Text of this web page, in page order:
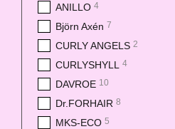
ANILLO 4
Björn Axén 7
CURLY ANGELS 2
CURLYSHYLL 4
DAVROE 10
Dr.FORHAIR 8
MKS-ECO 5